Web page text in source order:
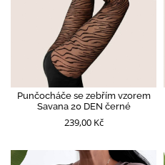
Punčocháče se zebřím vzorem
Savana 20 DEN černé
239,00 Kč